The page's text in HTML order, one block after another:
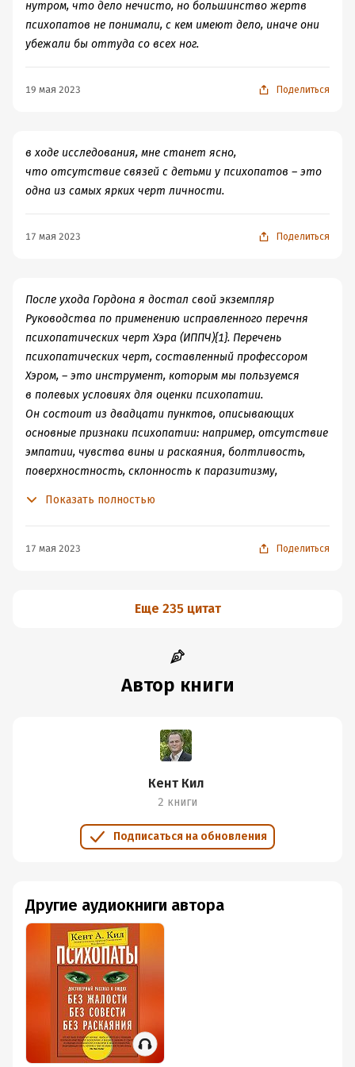
них? Сажать пожизненно? Отменить мораторий на
смертную казнь? Или искать другие варианты, в
Словом, книга дает много информации о том, как
нутром, что дело нечисто, но большинство жертв
психопатов не понимали, с кем имеют дело, иначе они
убежали бы оттуда со всех ног.
19 мая 2023 Поделиться
в ходе исследования, мне станет ясно,
что отсутствие связей с детьми у психопатов – это
одна из самых ярких черт личности.
17 мая 2023 Поделиться
После ухода Гордона я достал свой экземпляр
Руководства по применению исправленного перечня
психопатических черт Хэра (ИППЧ){1}. Перечень
психопатических черт, составленный профессором
Хэром, – это инструмент, которым мы пользуемся
в полевых условиях для оценки психопатии.
Он состоит из двадцати пунктов, описывающих
основные признаки психопатии: например, отсутствие
эмпатии, чувства вины и раскаяния, болтливость,
поверхностность, склонность к паразитизму,
областях. То есть, чтобы зафиксировать
аспектах жизни – дома, на работе, в школе, в общении
шкале: 0 – неприменимо; 1 – применимо в некоторой
степени и 2 – безусловно применимо во многих
Показать полностью
17 мая 2023 Поделиться
Еще 235 цитат
Автор книги
Кент Кил
2 книги
Подписаться на обновления
Другие аудиокниги автора